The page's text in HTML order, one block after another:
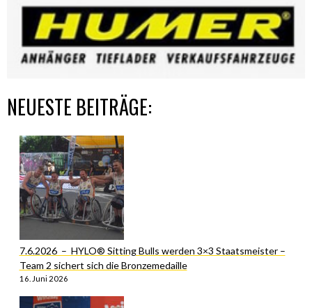
NEUESTE BEITRÄGE:
7.6.2026 – HYLO® Sitting Bulls werden 3×3 Staatsmeister –
Team 2 sichert sich die Bronzemedaille
16. Juni 2026